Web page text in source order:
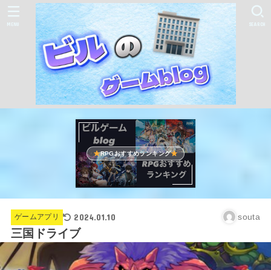
SEARCH
MENU
RPGおすすめランキング
ゲームアプリ 2024.01.10 souta
三国ドライブ